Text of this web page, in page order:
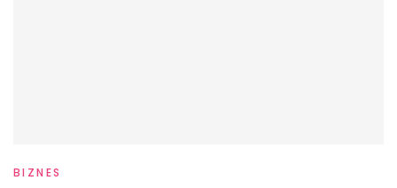
BIZNES